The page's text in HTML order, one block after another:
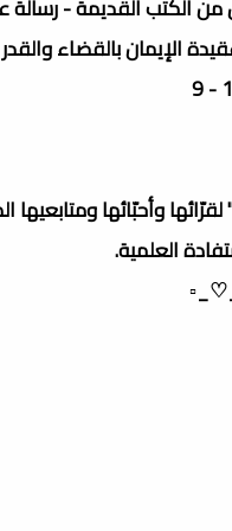
الكتب القديمة - رسالة
الإيمان بالقضاء والقدر
وأحبّائها ومتابعيها
العلمية.